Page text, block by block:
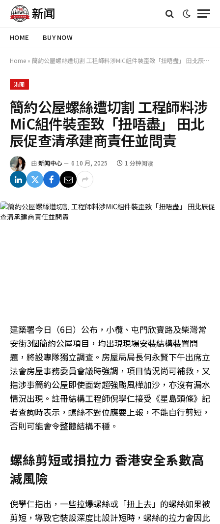
HOME BUY NOW
Home » 簡約公屋螺絲遭切割 工程師料涉MiC組件裝歪致「扭唔盡」 田北辰促查清承建商責任並問責
港聞
簡約公屋螺絲遭切割 工程師料涉
MiC組件裝歪致「扭唔盡」 田北
辰促查清承建商責任並問責
由 新闻中心 6 10 月, 2025 1 分钟阅读
建築署今日（6日）公布，小欖、屯門欣寶路及柴灣常
安街3個簡約公屋項目，均出現現場安裝結構裝置問
題，將設專隊獨立調查。房屋局局長何永賢下午出席立
法會房屋事務委員會議時強調，項目情況尚可補救，又
指涉事簡約公屋即使面對超強颱風樺加沙，亦沒有漏水
情況出現。註冊結構工程師倪學仁接受《星島頭條》記
者查詢時表示，螺絲不對位應要上報，不能自行剪短，
否則可能會令整體結構不穩。
螺絲剪短或損拉力 香港安全系數高
減風險
倪學仁指出，一些拉爆螺絲或「扭上去」的螺絲如果被
剪短，導致它裝設深度比設計短時，螺絲的拉力會因此